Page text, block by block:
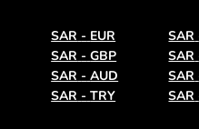
SAR - EUR SAR
SAR - GBP SAR
SAR - AUD SAR
SAR - TRY SAR